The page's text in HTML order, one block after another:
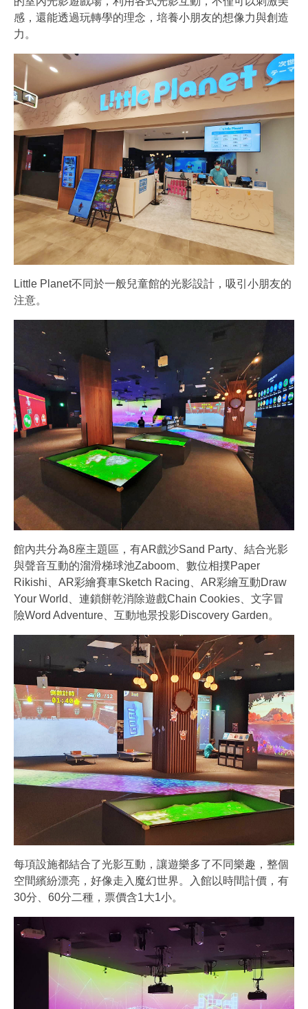
感，還能透過玩轉學的理念，培養小朋友的想像力與創造
力。
Little Planet不同於一般兒童館的光影設計，吸引小朋友的
注意。
館內共分為8座主題區，有AR戲沙Sand Party、結合光影
與聲音互動的溜滑梯球池Zaboom、數位相撲Paper
Rikishi、AR彩繪賽車Sketch Racing、AR彩繪互動Draw
Your World、連鎖餅乾消除遊戲Chain Cookies、文字冒
險Word Adventure、互動地景投影Discovery Garden。
每項設施都結合了光影互動，讓遊樂多了不同樂趣，整個
空間繽紛漂亮，好像走入魔幻世界。入館以時間計價，有
30分、60分二種，票價含1大1小。